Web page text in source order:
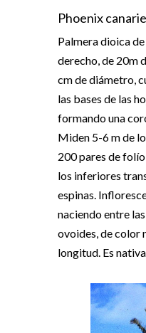
Phoenix
Palmera dioica
derecho, de 20m
cm de diámetro,
las bases de las
formando una
Miden 5-6 m de
200 pares de
los inferiores
espinas.
naciendo entre
ovoides, de color
longitud. Es